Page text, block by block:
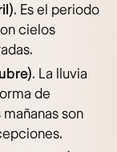
. Es el periodo
cielos
. La lluvia
de
son